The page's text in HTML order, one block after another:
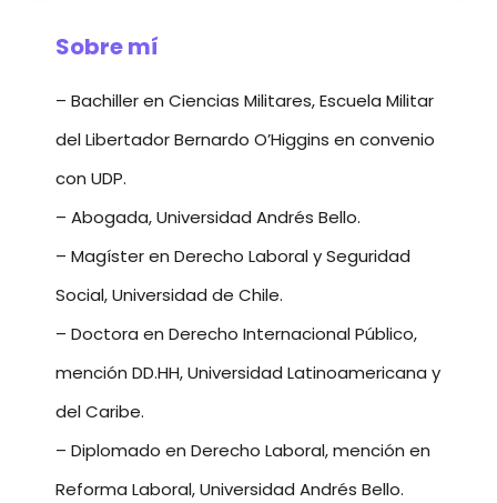
Sobre mí
– Bachiller en Ciencias Militares, Escuela Militar
del Libertador Bernardo O’Higgins en convenio
con UDP.
– Abogada, Universidad Andrés Bello.
– Magíster en Derecho Laboral y Seguridad
Social, Universidad de Chile.
– Doctora en Derecho Internacional Público,
mención DD.HH, Universidad Latinoamericana y
del Caribe.
– Diplomado en Derecho Laboral, mención en
Reforma Laboral, Universidad Andrés Bello.